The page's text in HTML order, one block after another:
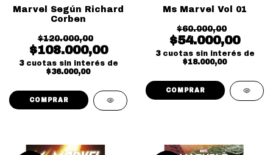
Marvel Según Richard
Corben
$120.000,00
$108.000,00
3 cuotas sin interés de
$36.000,00
Ms Marvel Vol 01
$60.000,00
$54.000,00
3 cuotas sin interés de
$18.000,00